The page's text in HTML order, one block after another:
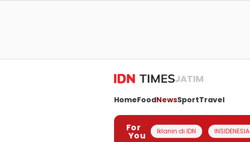
JATIM
HomeFoodNewsSportTravel
For
You Iklanin di IDN INSIDENESIA